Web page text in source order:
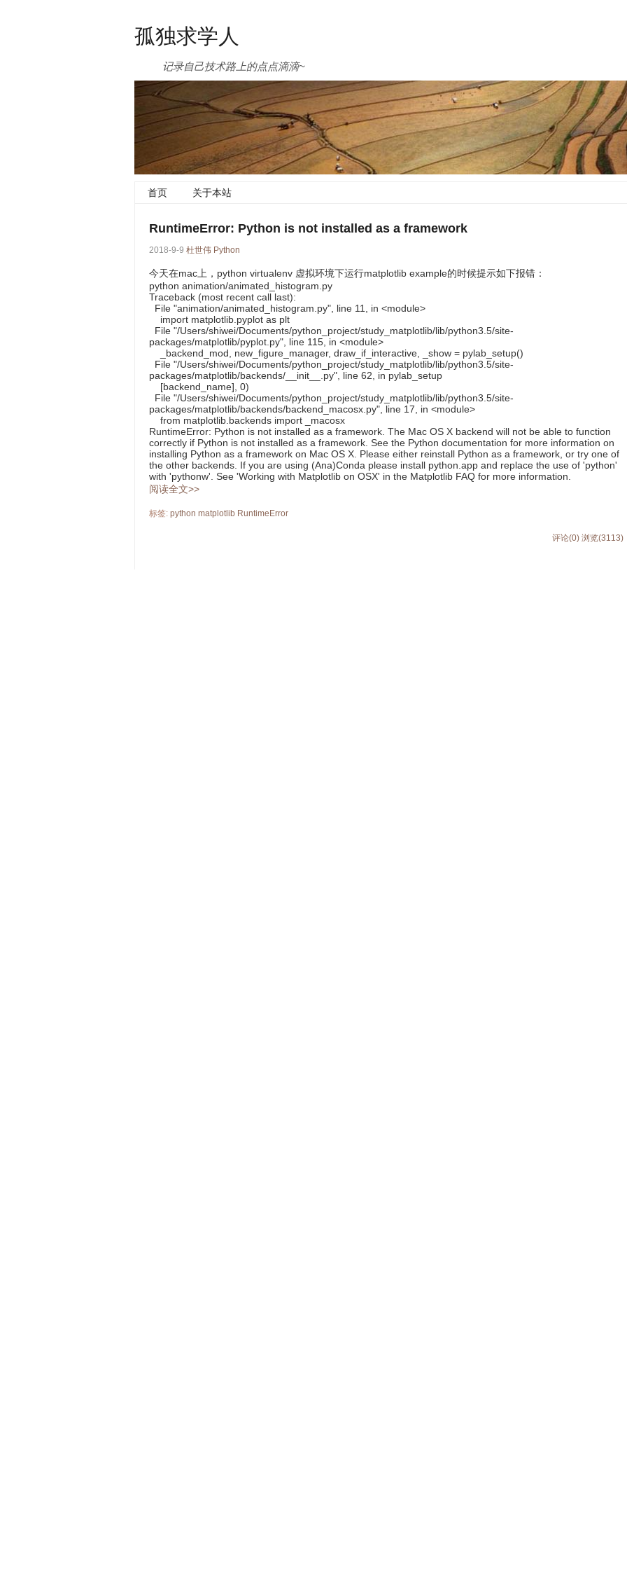
孤独求学人
记录自己技术路上的点点滴滴~
首页 关于本站
RuntimeError: Python is not installed as a framework
2018-9-9 杜世伟 Python
今天在mac上，python virtualenv 虚拟环境下运行matplotlib example的时候提示如下报错：
python animation/animated_histogram.py
Traceback (most recent call last):
File "animation/animated_histogram.py", line 11, in <module>
import matplotlib.pyplot as plt
File "/Users/shiwei/Documents/python_project/study_matplotlib/lib/python3.5/site-
packages/matplotlib/pyplot.py", line 115, in <module>
_backend_mod, new_figure_manager, draw_if_interactive, _show = pylab_setup()
File "/Users/shiwei/Documents/python_project/study_matplotlib/lib/python3.5/site-
packages/matplotlib/backends/__init__.py", line 62, in pylab_setup
[backend_name], 0)
File "/Users/shiwei/Documents/python_project/study_matplotlib/lib/python3.5/site-
packages/matplotlib/backends/backend_macosx.py", line 17, in <module>
from matplotlib.backends import _macosx
RuntimeError: Python is not installed as a framework. The Mac OS X backend will not be able to function
correctly if Python is not installed as a framework. See the Python documentation for more information on
installing Python as a framework on Mac OS X. Please either reinstall Python as a framework, or try one of
the other backends. If you are using (Ana)Conda please install python.app and replace the use of 'python'
with 'pythonw'. See 'Working with Matplotlib on OSX' in the Matplotlib FAQ for more information.
阅读全文>>
标签: python matplotlib RuntimeError
评论(0) 浏览(3113)